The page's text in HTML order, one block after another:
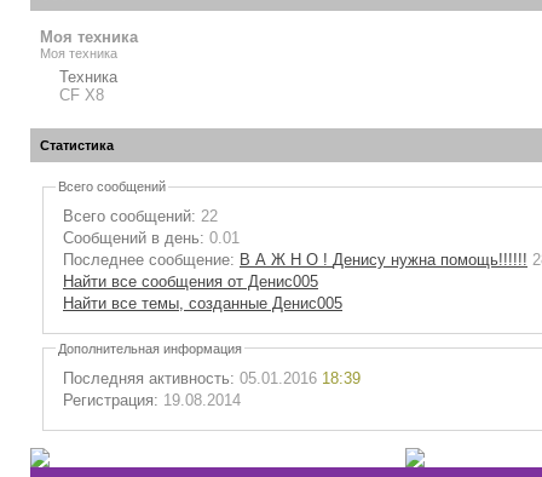
Моя техника
Моя техника
Техника
CF X8
Статистика
Всего сообщений
Всего сообщений: 22
Сообщений в день: 0.01
Последнее сообщение:
В А Ж Н О ! Денису нужна помощь!!!!!!
Найти все сообщения от Денис005
Найти все темы, созданные Денис005
Дополнительная информация
Последняя активность: 05.01.2016 18:39
Регистрация: 19.08.2014